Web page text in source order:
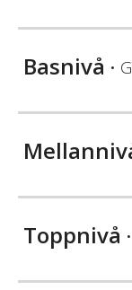
Basnivå •
Toppnivå